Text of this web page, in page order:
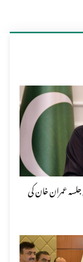
عمران خان کی